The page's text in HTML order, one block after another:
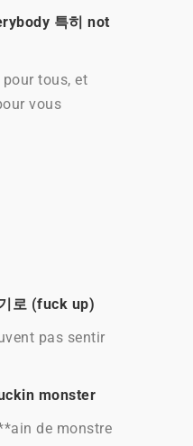
특히 not
tous, et
vous
로 (fuck up)
pas sentir
monster
de monstre